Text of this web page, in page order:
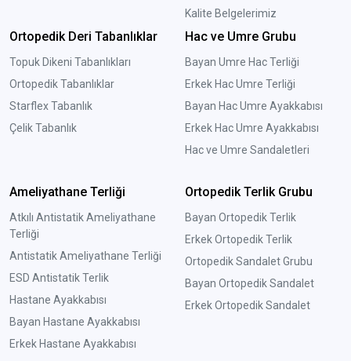
Kalite Belgelerimiz
Ortopedik Deri Tabanlıklar
Topuk Dikeni Tabanlıkları
Ortopedik Tabanlıklar
Starflex Tabanlık
Çelik Tabanlık
Hac ve Umre Grubu
Bayan Umre Hac Terliği
Erkek Hac Umre Terliği
Bayan Hac Umre Ayakkabısı
Erkek Hac Umre Ayakkabısı
Hac ve Umre Sandaletleri
Ameliyathane Terliği
Atkılı Antistatik Ameliyathane
Terliği
Antistatik Ameliyathane Terliği
ESD Antistatik Terlik
Hastane Ayakkabısı
Bayan Hastane Ayakkabısı
Erkek Hastane Ayakkabısı
Ortopedik Terlik Grubu
Bayan Ortopedik Terlik
Erkek Ortopedik Terlik
Ortopedik Sandalet Grubu
Bayan Ortopedik Sandalet
Erkek Ortopedik Sandalet